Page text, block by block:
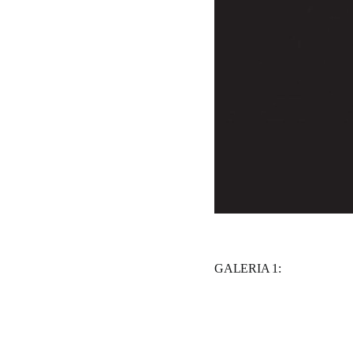
GALERIA 1: